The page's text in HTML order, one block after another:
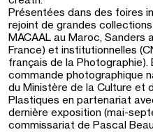
Présentées dans des foires
rejoint de grandes
MACAAL au Maroc, Sanders
France) et institutionnelles
français de la
commande photographique
du Ministère de la Culture et
Plastiques en partenariat
dernière exposition (mai-
commissariat de Pascal